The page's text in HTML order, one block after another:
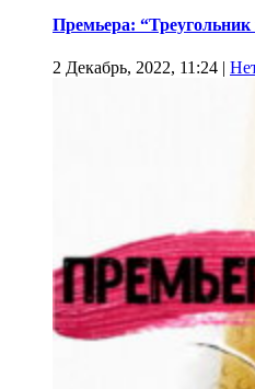
Премьера: “Треугольник
2 Декабрь, 2022, 11:24 |